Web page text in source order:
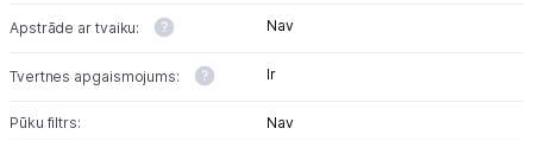
Apstrāde ar tvaiku: Nav
Tvertnes apgaismojums: Ir
Pūku filtrs: Nav